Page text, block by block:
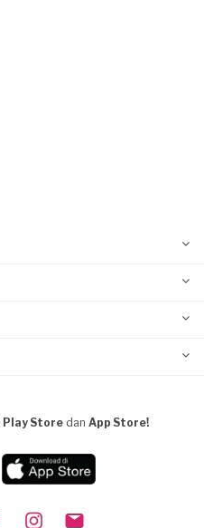
Play Store dan App Store!